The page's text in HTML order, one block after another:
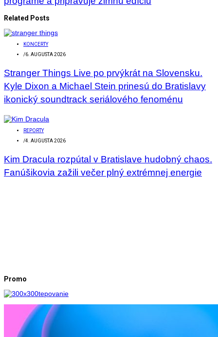
Related Posts
KONCERTY
/6. AUGUSTA 2026
Stranger Things Live po prvýkrát na Slovensku.
Kyle Dixon a Michael Stein prinesú do Bratislavy
ikonický soundtrack seriálového fenoménu
REPORTY
/4. AUGUSTA 2026
Kim Dracula rozpútal v Bratislave hudobný chaos.
Fanúšikovia zažili večer plný extrémnej energie
Promo